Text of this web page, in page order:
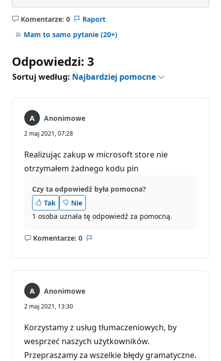
Komentarze: 0
Brak
komentarzy
Raport
Mam to samo pytanie (20+)
Odpowiedzi: 3
Sortuj według: Najbardziej pomocne
Anonimowe
2 maj 2021, 07:28
Realizując zakup w microsoft store nie
otrzymałem żadnego kodu pin
Czy ta odpowiedź była pomocna?
Tak
Nie
1 osoba uznała tę odpowiedź za pomocną.
Komentarze: 0
Brak
Anonimowe
2 maj 2021, 13:30
Korzystamy z usług tłumaczeniowych, by
wesprzeć naszych użytkowników.
Przepraszamy za wszelkie błędy gramatyczne.